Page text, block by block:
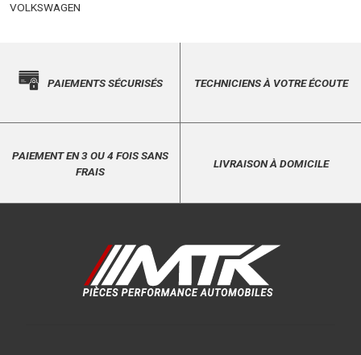
VOLKSWAGEN
PAIEMENTS SÉCURISÉS TECHNICIENS À VOTRE ÉCOUTE
PAIEMENT EN 3 OU 4 FOIS SANS
FRAIS
LIVRAISON À DOMICILE